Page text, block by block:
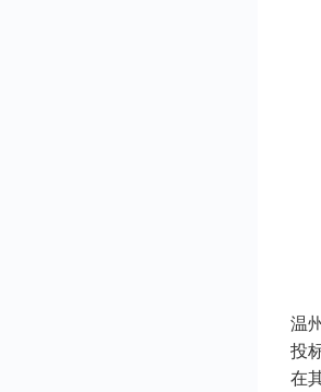
温
投
在